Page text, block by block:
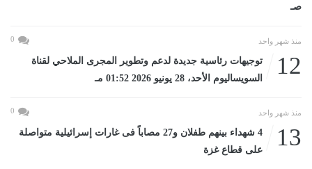
صـ
منذ شهر واحد 0
12
توجيهات رئاسية جديدة لدعم وتطوير المجرى الملاحي لقناة
السويساليوم الأحد، 28 يونيو 2026 01:52 مـ
منذ شهر واحد 0
13
4 شهداء بينهم طفلان و27 مصاباً فى غارات إسرائيلية متواصلة
على قطاع غزة